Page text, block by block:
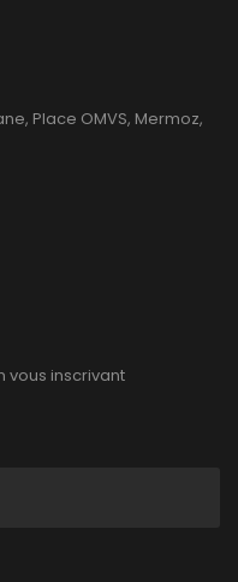
Place OMVS, Mermoz,
vous inscrivant